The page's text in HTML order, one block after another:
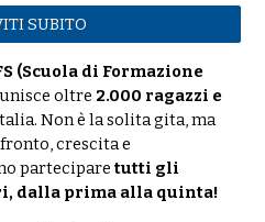
SUBITO
(Scuola di Formazione
oltre 2.000 ragazzi e
Non è la solita gita, ma
crescita e
parteciparetutti gli
dalla prima alla quinta!